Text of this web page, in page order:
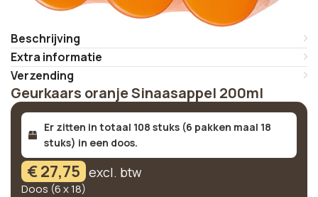
Beschrijving
Extra informatie
Verzending
Geurkaars oranje Sinaasappel 200ml
Er zitten in totaal 108 stuks (6 pakken maal 18
stuks) in een doos.
€27,75 excl. btw
Doos (6 x 18)